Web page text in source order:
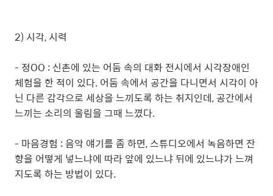
2) 시각, 시력
- 정OO : 신촌에 있는 어둠 속의 대화 전시에서 시각장애인
체험을 한 적이 있다. 어둠 속에서 공간을 다니면서 시각이 아
닌 다른 감각으로 세상을 느끼도록 하는 취지인데, 공간에서
느끼는 소리의 울림을 그때 느꼈다.
- 마음경험 : 음악 얘기를 좀 하면, 스튜디오에서 녹음하면 잔
향을 어떻게 넣느냐에 따라 앞에 있느냐 뒤에 있느냐가 느껴
지도록 하는 방법이 있다.